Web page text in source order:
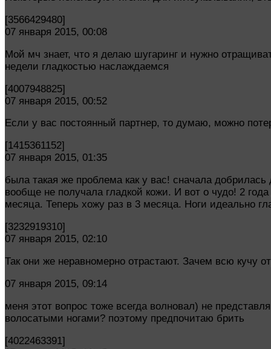
[3566429480]
07 января 2015, 00:08
Мой мч знает, что я делаю шугаринг и нужно
недели гладкостью наслаждаемся
[4007948825]
07 января 2015, 00:52
Если у вас постоянный партнер, то думаю, можно
[1415361152]
07 января 2015, 01:35
была такая же проблема как у вас! сначала
вообще не получала гладкой кожи. И вот о чудо! 2
месяца. Теперь хожу раз в 3 месяца. Ноги идеально
[3232919310]
07 января 2015, 02:10
Так они же неравномерно отрастают. Зачем всю кучу
07 января 2015, 09:14
меня этот вопрос тоже всегда волновал) не
волосатыми ногами? поэтому предпочитаю брить
[4022463391]